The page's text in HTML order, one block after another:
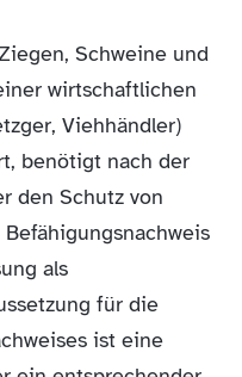
Schweine und
wirtschaftlichen
Viehhändler)
benötigt nach der
den Schutz von
als
für die
ist eine